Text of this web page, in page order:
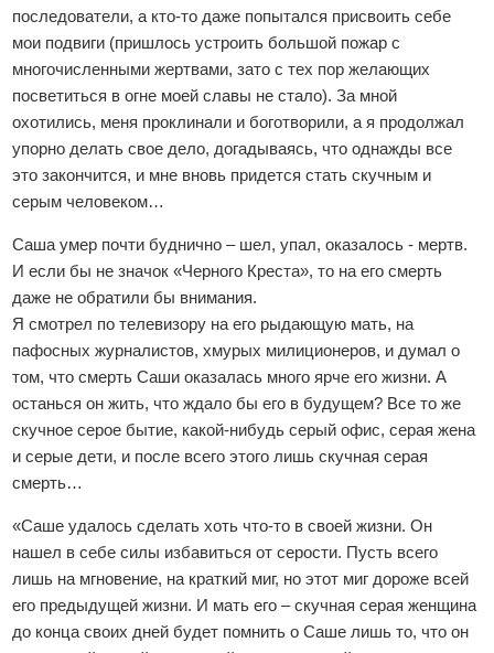
последователи, а кто-то даже попытался присвоить себе
мои подвиги (пришлось устроить большой пожар с
многочисленными жертвами, зато с тех пор желающих
посветиться в огне моей славы не стало). За мной
охотились, меня проклинали и боготворили, а я продолжал
упорно делать свое дело, догадываясь, что однажды все
это закончится, и мне вновь придется стать скучным и
серым человеком…
Саша умер почти буднично – шел, упал, оказалось - мертв.
И если бы не значок «Черного Креста», то на его смерть
даже не обратили бы внимания.
Я смотрел по телевизору на его рыдающую мать, на
пафосных журналистов, хмурых милиционеров, и думал о
том, что смерть Саши оказалась много ярче его жизни. А
останься он жить, что ждало бы его в будущем? Все то же
скучное серое бытие, какой-нибудь серый офис, серая жена
и серые дети, и после всего этого лишь скучная серая
смерть…
«Саше удалось сделать хоть что-то в своей жизни. Он
нашел в себе силы избавиться от серости. Пусть всего
лишь на мгновение, на краткий миг, но этот миг дороже всей
его предыдущей жизни. И мать его – скучная серая женщина
до конца своих дней будет помнить о Саше лишь то, что он